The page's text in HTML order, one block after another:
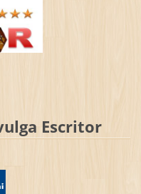
Escritor